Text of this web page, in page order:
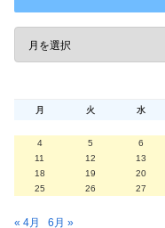
月 火 水
4
5 6
11
12 13
18
19 20
25
26 27
« 4月 6月 »